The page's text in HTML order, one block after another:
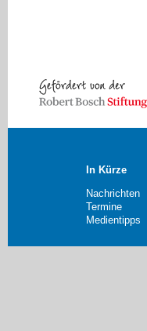
In Kürze
Nachrichten
Termine
Medientipps